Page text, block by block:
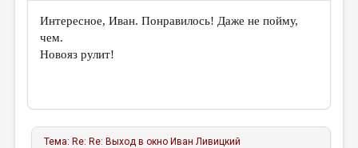
Интересное, Иван. Понравилось! Даже не пойму,
чем.
Новояз рулит!
Тема: Re: Re: Выход в окно Иван Ливицкий